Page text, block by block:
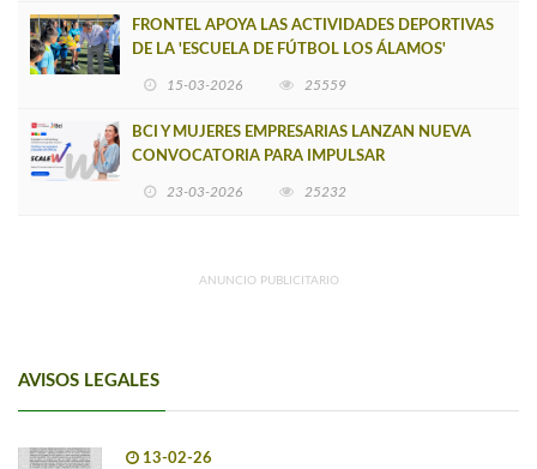
FRONTEL APOYA LAS ACTIVIDADES DEPORTIVAS
DE LA 'ESCUELA DE FÚTBOL LOS ÁLAMOS'
15-03-2026 25559
BCI Y MUJERES EMPRESARIAS LANZAN NUEVA
CONVOCATORIA PARA IMPULSAR
23-03-2026 25232
ANUNCIO PUBLICITARIO
AVISOS LEGALES
13-02-26